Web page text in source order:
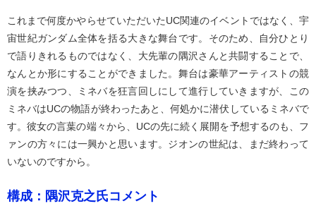
これまで何度かやらせていただいたUC関連のイベントではなく、宇
宙世紀ガンダム全体を括る大きな舞台です。そのため、自分ひとり
で語りきれるものではなく、大先輩の隅沢さんと共闘することで、
なんとか形にすることができました。舞台は豪華アーティストの競
演を挟みつつ、ミネバを狂言回しにして進行していきますが、この
ミネバはUCの物語が終わったあと、何処かに潜伏しているミネバで
す。彼女の言葉の端々から、UCの先に続く展開を予想するのも、フ
ァンの方々には一興かと思います。ジオンの世紀は、まだ終わって
いないのですから。
構成：隅沢克之氏コメント